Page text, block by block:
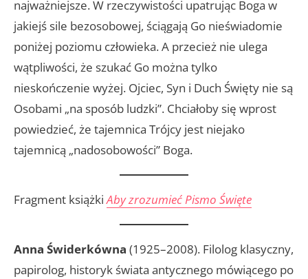
najważniejsze. W rzeczywistości upatrując Boga w
jakiejś sile bezosobowej, ściągają Go nieświadomie
poniżej poziomu człowieka. A przecież nie ulega
wątpliwości, że szukać Go można tylko
nieskończenie wyżej. Ojciec, Syn i Duch Święty nie są
Osobami „na sposób ludzki”. Chciałoby się wprost
powiedzieć, że tajemnica Trójcy jest niejako
tajemnicą „nadosobowości” Boga.
Fragment książkiAby zrozumieć Pismo Święte
Anna Świderkówna (1925–2008). Filolog klasyczny,
papirolog, historyk świata antycznego mówiącego po